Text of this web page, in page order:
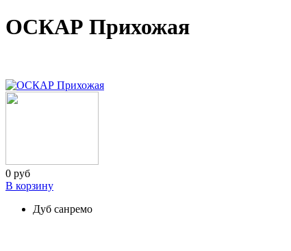
ОСКАР Прихожая
0 руб
В корзину
Дуб санремо